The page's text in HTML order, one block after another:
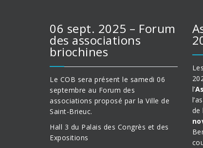
06 sept. 2025 – Forum
des associations
briochines
Le COB sera présent le samedi 06
septembre au Forum des
associations proposé par la Ville de
Saint-Brieuc.
Hall 3 du Palais des Congrès et des
Expositions
l’
de